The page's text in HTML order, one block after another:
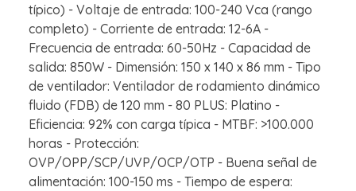
típico) - Voltaje de entrada: 100-240 Vca (rango
completo) - Corriente de entrada: 12-6A -
Frecuencia de entrada: 60-50Hz - Capacidad de
salida: 850W - Dimensión: 150 x 140 x 86 mm - Tipo
de ventilador: Ventilador de rodamiento dinámico
fluido (FDB) de 120 mm - 80 PLUS: Platino -
Eficiencia: 92% con carga típica - MTBF: >100.000
horas - Protección:
OVP/OPP/SCP/UVP/OCP/OTP - Buena señal de
alimentación: 100-150 ms - Tiempo de espera: